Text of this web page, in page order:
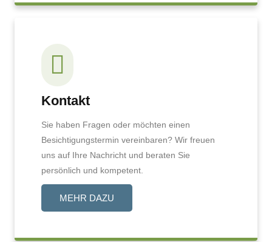
Kontakt
Sie haben Fragen oder möchten einen
Besichtigungstermin vereinbaren? Wir freuen
uns auf Ihre Nachricht und beraten Sie
persönlich und kompetent.
MEHR DAZU